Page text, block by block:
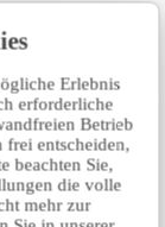
Erlebnis
erforderliche
Betrieb
frei entscheiden,
beachten Sie,
die volle
mehr zur